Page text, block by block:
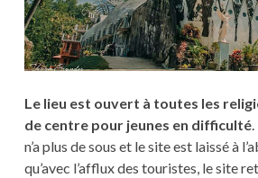
Le lieu est ouvert à toutes les
de centre pour jeunes en difficulté.
n’a plus de sous et le site est laissé à
qu’avec l’afflux des touristes, le site